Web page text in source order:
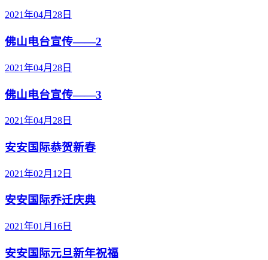
2021年04月28日
佛山电台宣传——2
2021年04月28日
佛山电台宣传——3
2021年04月28日
安安国际恭贺新春
2021年02月12日
安安国际乔迁庆典
2021年01月16日
安安国际元旦新年祝福